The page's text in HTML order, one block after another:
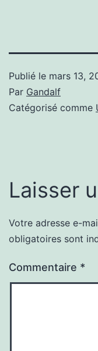
Publié le mars 13,
Par Gandalf
Catégorisé comme
Laisser
Votre adresse e-
obligatoires sont
Commentaire *